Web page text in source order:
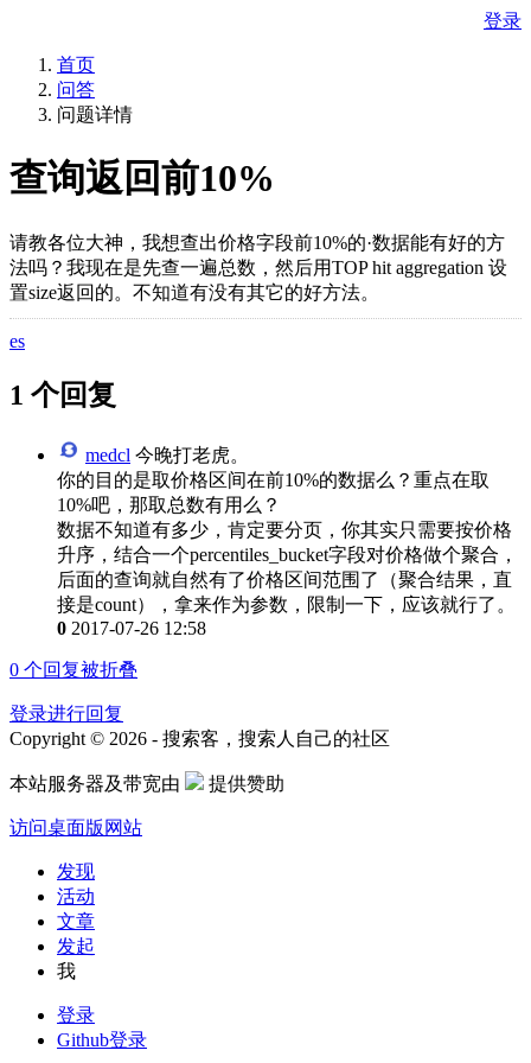
登录
首页
问答
问题详情
查询返回前10%
请教各位大神，我想查出价格字段前10%的·数据能有好的方
法吗？我现在是先查一遍总数，然后用TOP hit aggregation 设
置size返回的。不知道有没有其它的好方法。
es
1 个回复
medcl 今晚打老虎。
你的目的是取价格区间在前10%的数据么？重点在取
10%吧，那取总数有用么？
数据不知道有多少，肯定要分页，你其实只需要按价格
升序，结合一个percentiles_bucket字段对价格做个聚合，
后面的查询就自然有了价格区间范围了（聚合结果，直
接是count），拿来作为参数，限制一下，应该就行了。
0 2017-07-26 12:58
0 个回复被折叠
登录进行回复
Copyright © 2026 - 搜索客，搜索人自己的社区
本站服务器及带宽由 提供赞助
访问桌面版网站
发现
活动
文章
发起
我
登录
Github登录